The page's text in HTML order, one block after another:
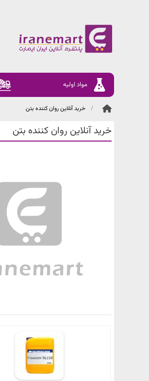
مواد اولیه
خرید آنلاین روان کننده بتن
خرید آنلاین روان کننده بتن